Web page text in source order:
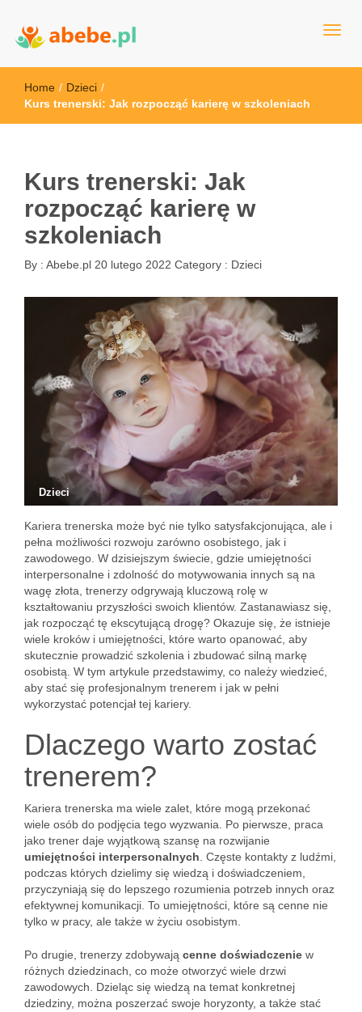
Abebe
Home / Dzieci /
Kurs trenerski: Jak rozpocząć karierę w szkoleniach
Kurs trenerski: Jak
rozpocząć karierę w
szkoleniach
By : Abebe.pl 20 lutego 2022 Category : Dzieci
Dzieci
Kariera trenerska może być nie tylko satysfakcjonująca, ale i
pełna możliwości rozwoju zarówno osobistego, jak i
zawodowego. W dzisiejszym świecie, gdzie umiejętności
interpersonalne i zdolność do motywowania innych są na
wagę złota, trenerzy odgrywają kluczową rolę w
kształtowaniu przyszłości swoich klientów. Zastanawiasz się,
jak rozpocząć tę ekscytującą drogę? Okazuje się, że istnieje
wiele kroków i umiejętności, które warto opanować, aby
skutecznie prowadzić szkolenia i zbudować silną markę
osobistą. W tym artykule przedstawimy, co należy wiedzieć,
aby stać się profesjonalnym trenerem i jak w pełni
wykorzystać potencjał tej kariery.
Dlaczego warto zostać
trenerem?
Kariera trenerska ma wiele zalet, które mogą przekonać
wiele osób do podjęcia tego wyzwania. Po pierwsze, praca
jako trener daje wyjątkową szansę na rozwijanie
umiejętności interpersonalnych . Częste kontakty z ludźmi,
podczas których dzielimy się wiedzą i doświadczeniem,
przyczyniają się do lepszego rozumienia potrzeb innych oraz
efektywnej komunikacji. To umiejętności, które są cenne nie
tylko w pracy, ale także w życiu osobistym.
Po drugie, trenerzy zdobywają cenne doświadczenie w
różnych dziedzinach, co może otworzyć wiele drzwi
zawodowych. Dzieląc się wiedzą na temat konkretnej
dziedziny, można poszerzać swoje horyzonty, a także stać